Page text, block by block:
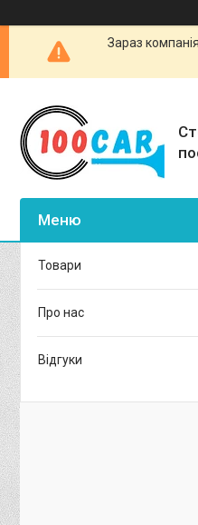
Зараз
Товари
Про нас
Відгуки